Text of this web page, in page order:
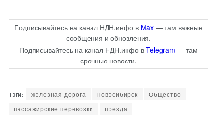
Подписывайтесь на канал НДН.инфо в Max — там важные
сообщения и обновления.
Подписывайтесь на канал НДН.инфо в Telegram — там
срочные новости.
железная дорога новосибирск
Общество
пассажирские перевозки
поезда